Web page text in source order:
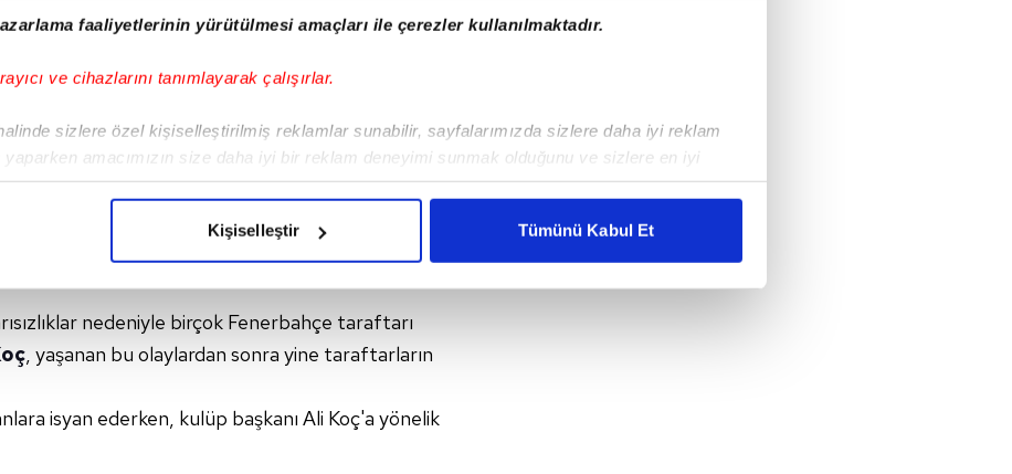
faaliyetlerinin yürütülmesi amaçları ile çerezler kullanılmaktadır.
ve cihazlarını tanımlayarak çalışırlar.
sizlere özel kişiselleştirilmiş reklamlar sunabilir, sayfalarımızda sizlere daha iyi reklam
amacımızın size daha iyi bir reklam deneyimi sunmak olduğunu ve sizlere en iyi
gelen çabayı gösterdiğimizi ve bu noktada, reklamların maliyetlerimizi karşılamak
bu çerezlere izin vermedikleri takdirde, kullanıcılara hedefli reklamlar gösterilmeyecektir."
için İnternet Sitemizde kendimize ve üçüncü kişilere ait çerezler kullanılmaktadır. Bu
verileriniz işlenmekte olup gerekli olan çerezler bilgi toplumu hizmetlerinin sunulması
çerezler, sitemizin daha işlevsel kılınması ve kişiselleştirilmesi ve sizlere yönelik
yapılması, amaçlarıyla sınırlı olarak açık rızanız dahilinde kullanılacaktır.
yer alan panel vasıtasıyla belirleyebilirsiniz. Çerezlere ilişkin detaylı bilgi için Ayarlar
Kişiselleştir Tümünü Kabul Et
nedeniyle birçok Fenerbahçe taraftarı
, yaşanan bu olaylardan sonra yine taraftarların
isyan ederken, kulüp başkanı Ali Koç'a yönelik